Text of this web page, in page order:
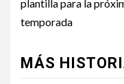
plantilla para la
temporada
MÁS